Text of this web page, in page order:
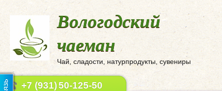
Вологодский
чаеман
Чай, сладости, натурпродукты, сувениры
+7 (931)50-125-50